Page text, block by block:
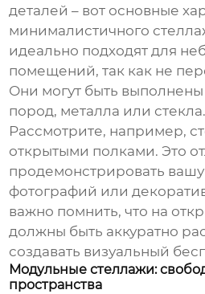
деталей – вот основные
минималистичного
идеально подходят для
помещений, так как не
Они могут быть
пород, металла или стекла.
Рассмотрите, например,
открытыми полками. Это
продемонстрировать
фотографий или
важно помнить, что на
должны быть аккуратно
создавать визуальный
Модульные стеллажи:
пространства